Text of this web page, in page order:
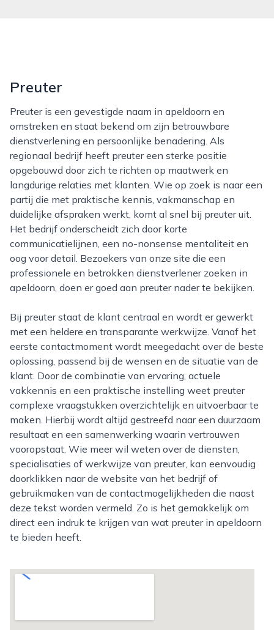
Preuter
Preuter is een gevestigde naam in apeldoorn en
omstreken en staat bekend om zijn betrouwbare
dienstverlening en persoonlijke benadering. Als
regionaal bedrijf heeft preuter een sterke positie
opgebouwd door zich te richten op maatwerk en
langdurige relaties met klanten. Wie op zoek is naar een
partij die met praktische kennis, vakmanschap en
duidelijke afspraken werkt, komt al snel bij preuter uit.
Het bedrijf onderscheidt zich door korte
communicatielijnen, een no-nonsense mentaliteit en
oog voor detail. Bezoekers van onze site die een
professionele en betrokken dienstverlener zoeken in
apeldoorn, doen er goed aan preuter nader te bekijken.
Bij preuter staat de klant centraal en wordt er gewerkt
met een heldere en transparante werkwijze. Vanaf het
eerste contactmoment wordt meegedacht over de beste
oplossing, passend bij de wensen en de situatie van de
klant. Door de combinatie van ervaring, actuele
vakkennis en een praktische instelling weet preuter
complexe vraagstukken overzichtelijk en uitvoerbaar te
maken. Hierbij wordt altijd gestreefd naar een duurzaam
resultaat en een samenwerking waarin vertrouwen
vooropstaat. Wie meer wil weten over de diensten,
specialisaties of werkwijze van preuter, kan eenvoudig
doorklikken naar de website van het bedrijf of
gebruikmaken van de contactmogelijkheden die naast
deze tekst worden vermeld. Zo is het gemakkelijk om
direct een indruk te krijgen van wat preuter in apeldoorn
te bieden heeft.